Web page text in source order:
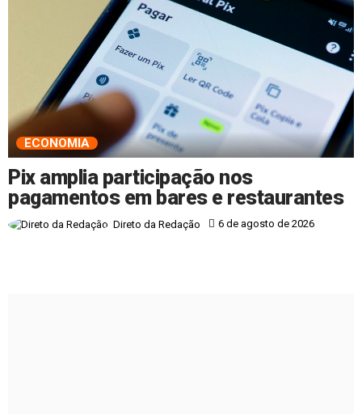
ECONOMIA
Pix amplia participação nos
pagamentos em bares e restaurantes
Direto da Redação 6 de agosto de 2026